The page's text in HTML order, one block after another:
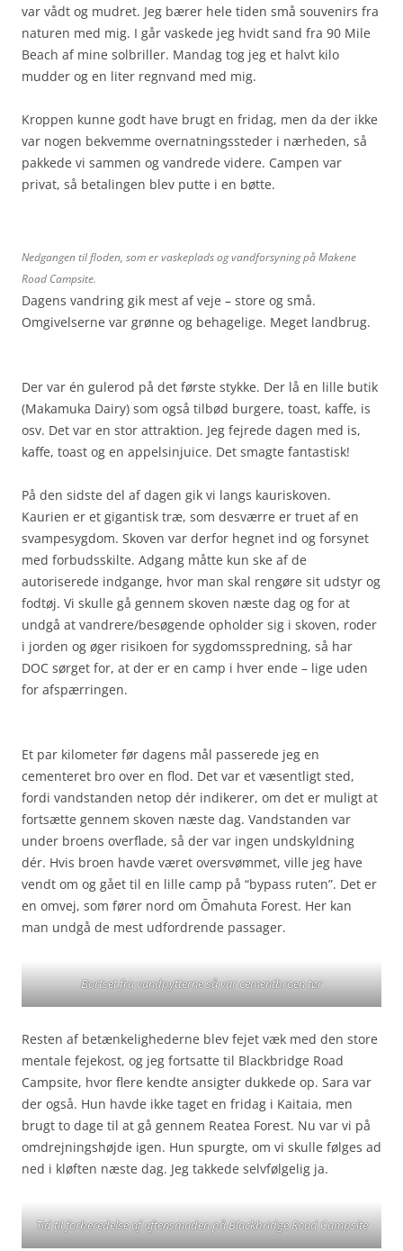
var vådt og mudret. Jeg bærer hele tiden små souvenirs fra
naturen med mig. I går vaskede jeg hvidt sand fra 90 Mile
Beach af mine solbriller. Mandag tog jeg et halvt kilo
mudder og en liter regnvand med mig.
Kroppen kunne godt have brugt en fridag, men da der ikke
var nogen bekvemme overnatningssteder i nærheden, så
pakkede vi sammen og vandrede videre. Campen var
privat, så betalingen blev putte i en bøtte.
Nedgangen til floden, som er vaskeplads og vandforsyning på Makene
Road Campsite.
Dagens vandring gik mest af veje – store og små.
Omgivelserne var grønne og behagelige. Meget landbrug.
Der var én gulerod på det første stykke. Der lå en lille butik
(Makamuka Dairy) som også tilbød burgere, toast, kaffe, is
osv. Det var en stor attraktion. Jeg fejrede dagen med is,
kaffe, toast og en appelsinjuice. Det smagte fantastisk!
På den sidste del af dagen gik vi langs kauriskoven.
Kaurien er et gigantisk træ, som desværre er truet af en
svampesygdom. Skoven var derfor hegnet ind og forsynet
med forbudsskilte. Adgang måtte kun ske af de
autoriserede indgange, hvor man skal rengøre sit udstyr og
fodtøj. Vi skulle gå gennem skoven næste dag og for at
undgå at vandrere/besøgende opholder sig i skoven, roder
i jorden og øger risikoen for sygdomsspredning, så har
DOC sørget for, at der er en camp i hver ende – lige uden
for afspærringen.
Et par kilometer før dagens mål passerede jeg en
cementeret bro over en flod. Det var et væsentligt sted,
fordi vandstanden netop dér indikerer, om det er muligt at
fortsætte gennem skoven næste dag. Vandstanden var
under broens overflade, så der var ingen undskyldning
dér. Hvis broen havde været oversvømmet, ville jeg have
vendt om og gået til en lille camp på “bypass ruten”. Det er
en omvej, som fører nord om Ōmahuta Forest. Her kan
man undgå de mest udfordrende passager.
Bortset fra vandpytterne så var cementbroen tør
Resten af betænkelighederne blev fejet væk med den store
mentale fejekost, og jeg fortsatte til Blackbridge Road
Campsite, hvor flere kendte ansigter dukkede op. Sara var
der også. Hun havde ikke taget en fridag i Kaitaia, men
brugt to dage til at gå gennem Reatea Forest. Nu var vi på
omdrejningshøjde igen. Hun spurgte, om vi skulle følges ad
ned i kløften næste dag. Jeg takkede selvfølgelig ja.
Tid til forberedelse af aftensmaden på Blackbridge Road Campsite